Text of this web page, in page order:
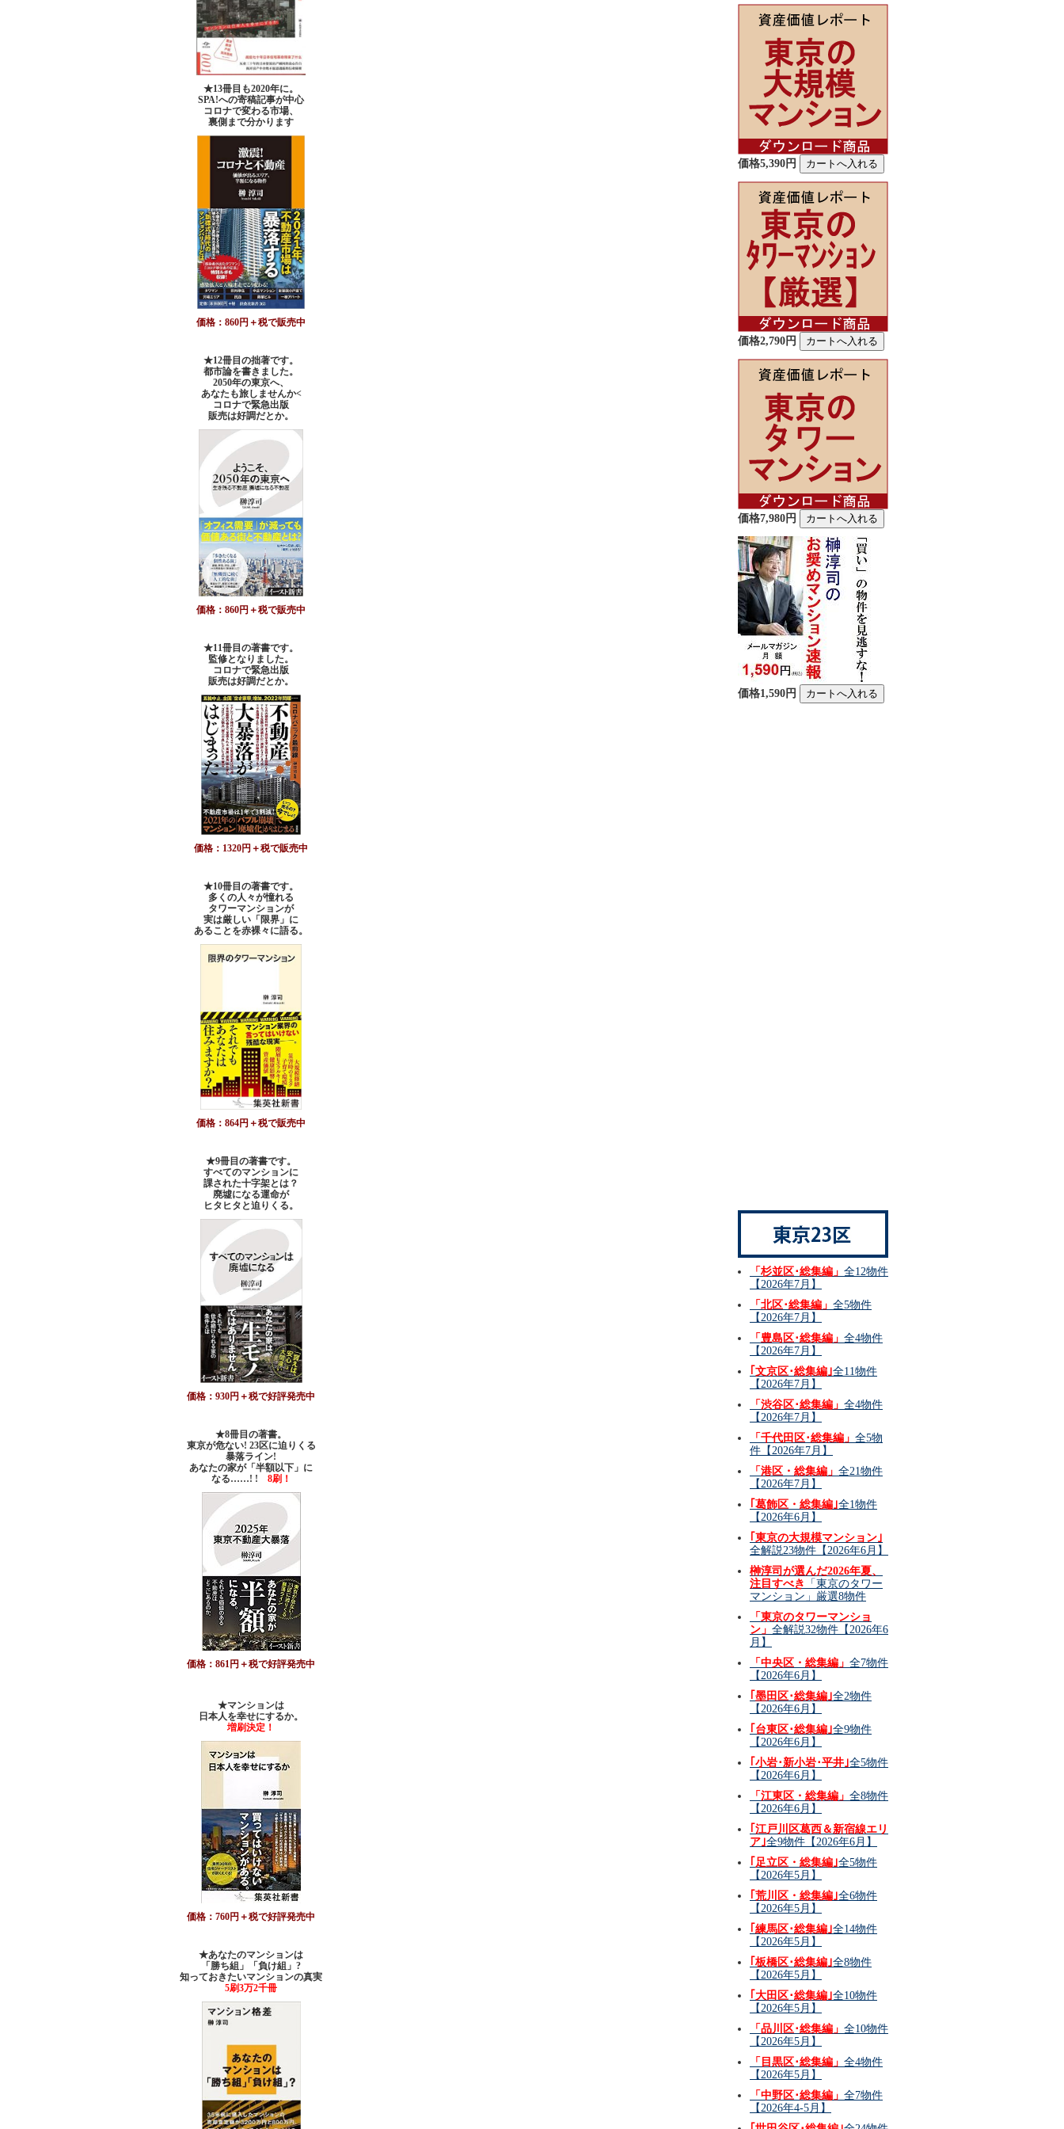
★13冊目も2020年に。
SPA!への寄稿記事が中心
コロナで変わる市場、
裏側まで分かります
価格：860円＋税で販売中
★12冊目の拙著です。
都市論を書きました。
2050年の東京へ、
あなたも旅しませんか<
コロナで緊急出版
販売は好調だとか。
価格：860円＋税で販売中
★11冊目の著書です。
監修となりました。
コロナで緊急出版
販売は好調だとか。
価格：1320円＋税で販売中
★10冊目の著書です。
多くの人々が憧れる
タワーマンションが
実は厳しい「限界」に
あることを赤裸々に語る。
価格：864円＋税で販売中
★9冊目の著書です。
すべてのマンションに
課された十字架とは？
廃墟になる運命が
ヒタヒタと迫りくる。
価格：930円＋税で好評発売中
★8冊目の著書。
東京が危ない! 23区に迫りくる
暴落ライン!
あなたの家が「半額以下」に
なる……! ! 8刷！
価格：861円＋税で好評発売中
★マンションは
日本人を幸せにするか。
増刷決定！
価格：760円＋税で好評発売中
★あなたのマンションは
「勝ち組」「負け組」?
知っておきたいマンションの真実
5刷3万2千冊
価格5,390円
価格2,790円
価格7,980円
価格1,590円
「杉並区･総集編」 全12物件
【2026年7月】
「北区･総集編」 全5物件
【2026年7月】
「豊島区･総集編」 全4物件
【2026年7月】
｢文京区･総集編｣全11物件
【2026年7月】
「渋谷区･総集編」 全4物件
【2026年7月】
「千代田区･総集編」 全5物
件【2026年7月】
「港区・総集編」 全21物件
【2026年7月】
｢葛飾区・総集編｣全1物件
【2026年6月】
｢東京の大規模マンション｣
全解説23物件【2026年6月】
榊淳司が選んだ2026年夏、
注目すべき
「東京のタワー
マンション」厳選8物件
「東京のタワーマンショ
ン」 全解説32物件【2026年6
月】
「中央区・総集編」 全7物件
【2026年6月】
｢墨田区･総集編｣全2物件
【2026年6月】
｢台東区･総集編｣全9物件
【2026年6月】
｢小岩･新小岩･平井｣全5物件
【2026年6月】
「江東区・総集編」 全8物件
【2026年6月】
｢江戸川区葛西＆新宿線エリ
ア｣全9物件【2026年6月】
｢足立区・総集編｣全5物件
【2026年5月】
｢荒川区・総集編｣全6物件
【2026年5月】
｢練馬区･総集編｣全14物件
【2026年5月】
｢板橋区･総集編｣全8物件
【2026年5月】
｢大田区･総集編｣全10物件
【2026年5月】
「品川区･総集編」 全10物件
【2026年5月】
「目黒区･総集編」 全4物件
【2026年5月】
「中野区･総集編」 全7物件
【2026年4-5月】